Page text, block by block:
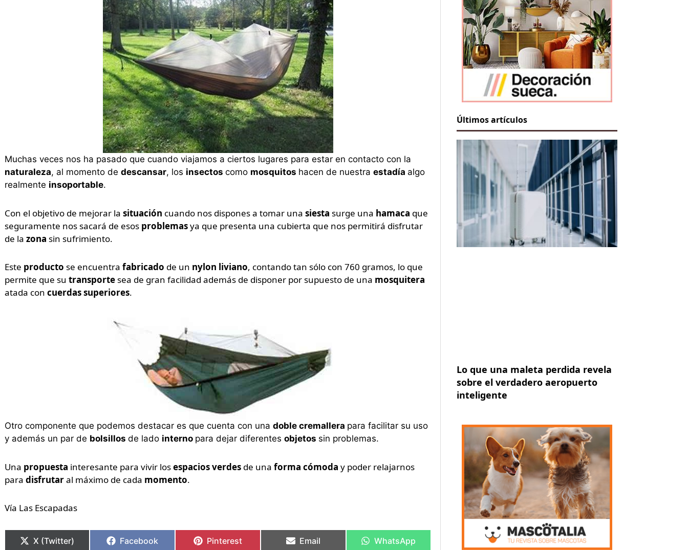
Muchas veces nos ha pasado que cuando viajamos a ciertos lugares para estar en contacto con la
naturaleza, al momento de descansar, los insectos como mosquitos hacen de nuestra estadía algo
realmente insoportable.
Con el objetivo de mejorar la situación cuando nos dispones a tomar una siesta surge una hamaca que
seguramente nos sacará de esos problemasya que presenta una cubierta que nos permitirá disfrutar
de la zona sin sufrimiento.
Este producto se encuentra fabricado de un nylon liviano, contando tan sólo con 760 gramos, lo que
permite que su transportesea de gran facilidad además de disponer por supuesto de una mosquitera
atada con cuerdas superiores.
Otro componente que podemos destacar es que cuenta con una doble cremallera para facilitar su uso
y además un par de bolsillos de lado interno para dejar diferentes objetos sin problemas.
Una propuesta interesante para vivir losespacios verdes de una forma cómoda y poder relajarnos
para disfrutaral máximo de cada momento.
Vía Las Escapadas
X (Twitter) Facebook Pinterest Email WhatsApp
Últimos artículos
Lo que una maleta perdida revela
sobre el verdadero aeropuerto
inteligente